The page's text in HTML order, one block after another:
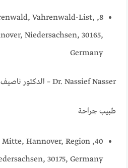
Vahrenwald-List,
Niedersachsen, 30165,
Germany
Dr. Nassief Nasser – الدكتور ناصيف ناصر
طبيب جراحة
Mitte, Hannover, Region
30175, Germany